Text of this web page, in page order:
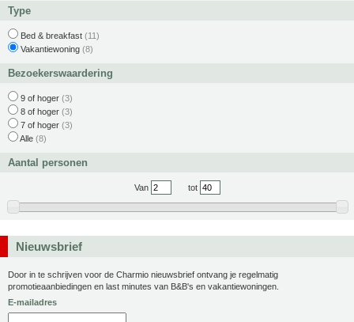
Type
Bed & breakfast (11)
Vakantiewoning (8)
Bezoekerswaardering
9 of hoger (3)
8 of hoger (3)
7 of hoger (3)
Alle (8)
Aantal personen
Van tot
Nieuwsbrief
Door in te schrijven voor de Charmio nieuwsbrief ontvang je regelmatig
promotieaanbiedingen en last minutes van B&B's en vakantiewoningen.
E-mailadres